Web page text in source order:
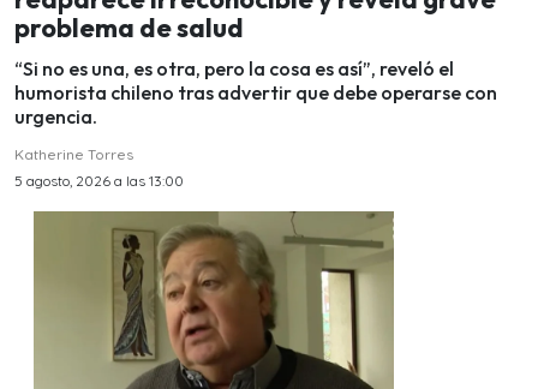
problema de salud
“Si no es una, es otra, pero la cosa es así”, reveló el
humorista chileno tras advertir que debe operarse con
urgencia.
Katherine Torres
5 agosto, 2026 a las 13:00